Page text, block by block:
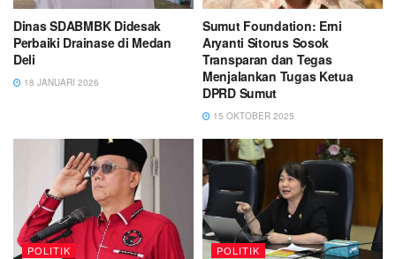
Dinas SDABMBK Didesak
Perbaiki Drainase di Medan
Deli
18 JANUARI 2026
Sumut Foundation: Erni
Aryanti Sitorus Sosok
Transparan dan Tegas
Menjalankan Tugas Ketua
DPRD Sumut
15 OKTOBER 2025
POLITIK POLITIK